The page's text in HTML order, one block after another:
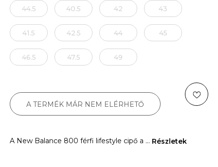
44.5 40.5 42 43
41.5 42.5 44 45
46.5 47.5 49
A TERMÉK MÁR NEM ELÉRHETŐ
A New Balance 800 férfi lifestyle cipő a ... Részletek